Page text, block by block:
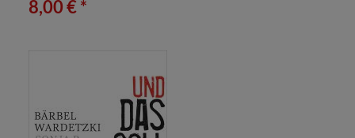
8,00 € *